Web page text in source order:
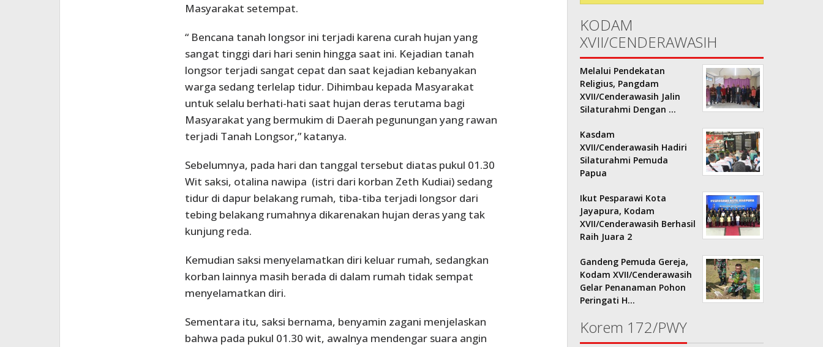
Masyarakat setempat.
“ Bencana tanah longsor ini terjadi karena curah hujan yang
sangat tinggi dari hari senin hingga saat ini. Kejadian tanah
longsor terjadi sangat cepat dan saat kejadian kebanyakan
warga sedang terlelap tidur. Dihimbau kepada Masyarakat
untuk selalu berhati-hati saat hujan deras terutama bagi
Masyarakat yang bermukim di Daerah pegunungan yang rawan
terjadi Tanah Longsor,” katanya.
Sebelumnya, pada hari dan tanggal tersebut diatas pukul 01.30
Wit saksi, otalina nawipa (istri dari korban Zeth Kudiai) sedang
tidur di dapur belakang rumah, tiba-tiba terjadi longsor dari
tebing belakang rumahnya dikarenakan hujan deras yang tak
kunjung reda.
Kemudian saksi menyelamatkan diri keluar rumah, sedangkan
korban lainnya masih berada di dalam rumah tidak sempat
menyelamatkan diri.
Sementara itu, saksi bernama, benyamin zagani menjelaskan
bahwa pada pukul 01.30 wit, awalnya mendengar suara angin
KODAM
XVII/CENDERAWASIH
Melalui Pendekatan
Religius, Pangdam
XVII/Cenderawasih Jalin
Silaturahmi Dengan …
Kasdam
XVII/Cenderawasih Hadiri
Silaturahmi Pemuda
Papua
Ikut Pesparawi Kota
Jayapura, Kodam
XVII/Cenderawasih Berhasil
Raih Juara 2
Gandeng Pemuda Gereja,
Kodam XVII/Cenderawasih
Gelar Penanaman Pohon
Peringati H…
Korem 172/PWY